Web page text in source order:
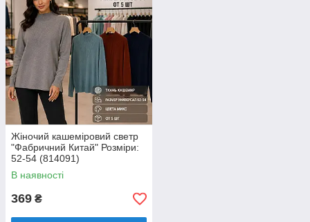
Жіночий кашеміровий светр
"Фабричний Китай" Розміри:
52-54 (814091)
В наявності
369 ₴